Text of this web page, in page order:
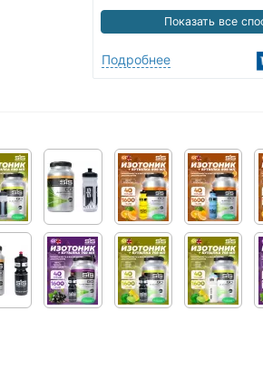
Показать все
Подробнее